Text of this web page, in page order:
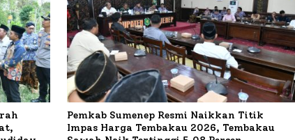
Pemkab Sumenep Resmi Naikkan Titik
Impas Harga Tembakau 2026, Tembakau